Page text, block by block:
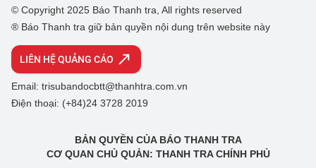
© Copyright 2025 Báo Thanh tra, All rights reserved
® Báo Thanh tra giữ bản quyền nội dung trên website này
LIÊN HỆ QUẢNG CÁO
Email: trisubandocbtt@thanhtra.com.vn
Điện thoại: (+84)24 3728 2019
BẢN QUYỀN CỦA BÁO THANH TRA
CƠ QUAN CHỦ QUẢN: THANH TRA CHÍNH PHỦ